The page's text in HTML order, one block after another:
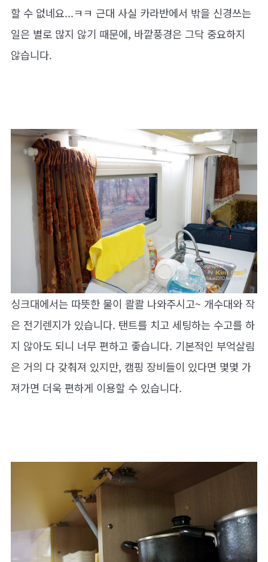
할 수 없네요...ㅋㅋ 근대 사실 카라반에서 밖을 신경쓰는
일은 별로 많지 않기 때문에, 바깥풍경은 그닥 중요하지
않습니다.
싱크대에서는 따뜻한 물이 콸콸 나와주시고~ 개수대와 작
은 전기렌지가 있습니다. 탠트를 치고 세팅하는 수고를 하
지 않아도 되니 너무 편하고 좋습니다. 기본적인 부억살림
은 거의 다 갖춰져 있지만, 캠핑 장비들이 있다면 몇몇 가
져가면 더욱 편하게 이용할 수 있습니다.